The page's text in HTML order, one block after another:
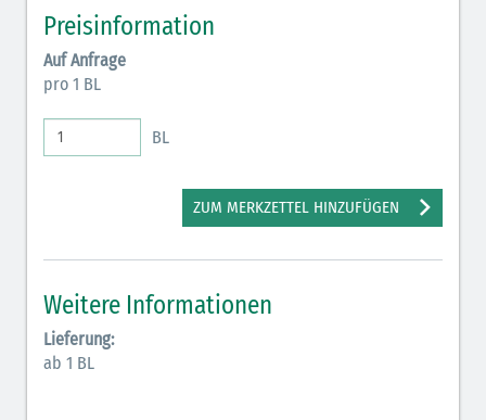
Rahmen)
Bronchodilatatoren (blau-braun)
Antikonvulsiva (grau-lila)
Inodilatatoren (rot-grün)
Elektrolyte (grün-pink)
Elektrolyte Kalium (grün-blau)
Elektrolyte NaCl (grün)
Preisinformation
Auf Anfrage
pro 1 BL
BL
ZUM MERKZETTEL HINZUFÜGEN
Weitere Informationen
Lieferung:
ab 1 BL